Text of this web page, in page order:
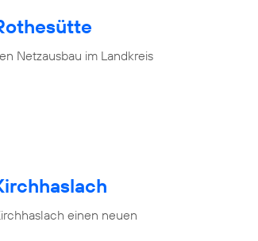
Netzausbau im Landkreis
einen neuen